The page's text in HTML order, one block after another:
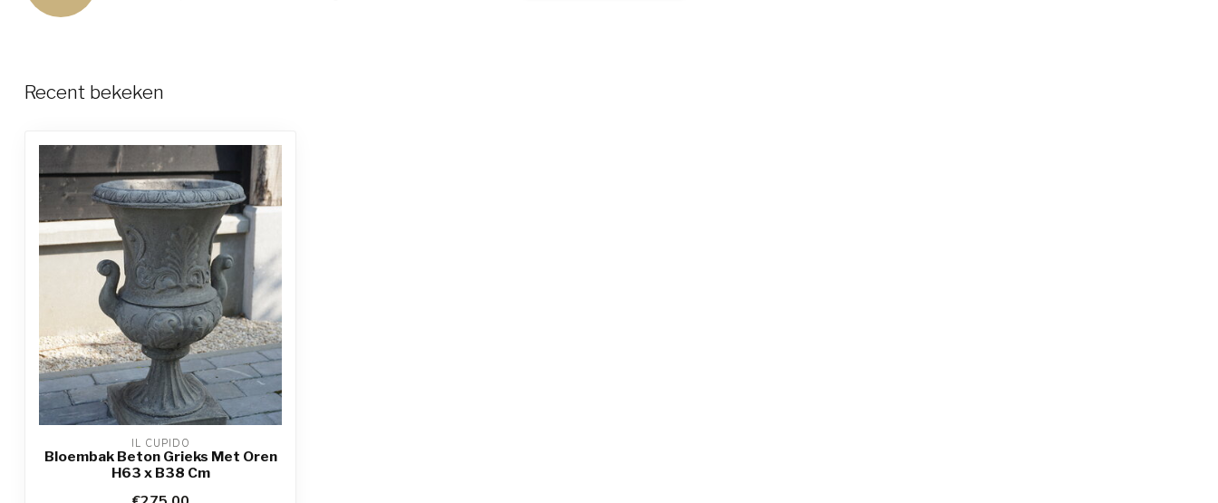
Recent bekeken
IL CUPIDO
Bloembak Beton Grieks Met Oren
H63 x B38 Cm